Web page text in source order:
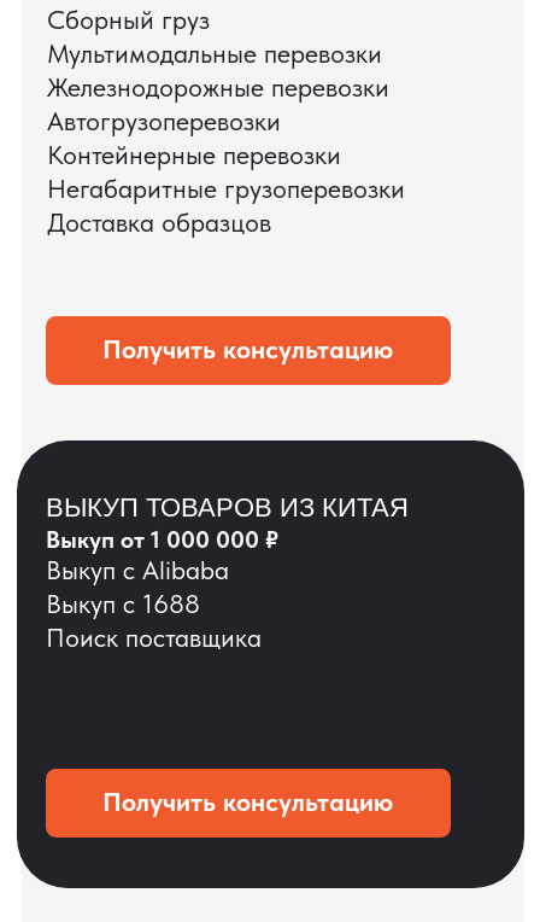
ДО ОПЛАТЫ?
ОСТАВЬТЕ ЗАЯВКУ
Мы вернёмся с расчётом и фото после
технической проверки
Оставить заявку